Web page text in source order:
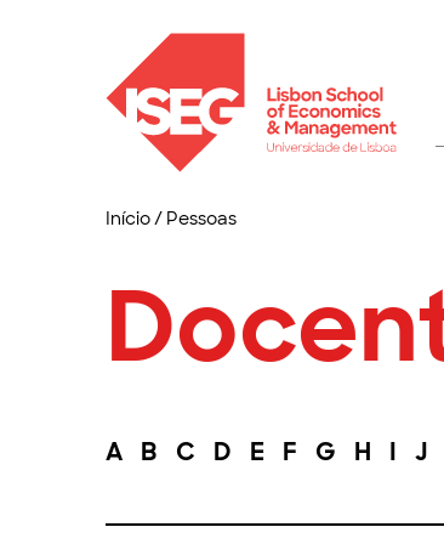
Início/ Pessoas
A B C D E F G H I J